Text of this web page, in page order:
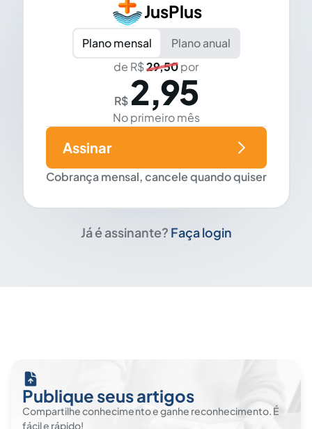
JusPlus
Plano mensal
Plano anual
de R$29,50por
R$ 2,95
No primeiro mês
Cobrança mensal, cancele quando quiser
Assinar
Já é assinante? Faça login
Publique seus artigos
Compartilhe conhecimento e ganhe reconhecimento. É
fácil e rápido!